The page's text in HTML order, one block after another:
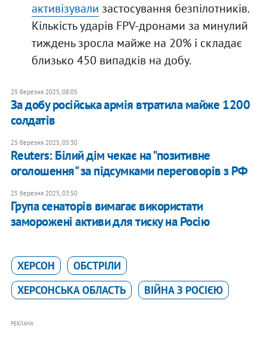
активізували застосування безпілотників.
Кількість ударів FPV-дронами за минулий
тиждень зросла майже на 20% і складає
близько 450 випадків на добу.
25 березня 2025, 08:05
​За добу російська армія втратила майже 1200
солдатів
25 березня 2025, 05:30
Reuters: Білий дім чекає на "позитивне
оголошення" за підсумками переговорів з РФ
25 березня 2025, 03:50
Група сенаторів вимагає використати
заморожені активи для тиску на Росію
ХЕРСОН
ОБСТРІЛИ
ХЕРСОНСЬКА ОБЛАСТЬ
ВІЙНА З РОСІЄЮ
РЕКЛАМА